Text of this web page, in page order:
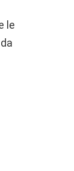
le